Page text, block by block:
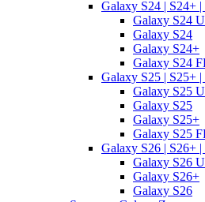
Galaxy S24 | S24+
Galaxy S24
Galaxy S24
Galaxy S24+
Galaxy S24
Galaxy S25 | S25+
Galaxy S25
Galaxy S25
Galaxy S25+
Galaxy S25
Galaxy S26 | S26+
Galaxy S26
Galaxy S26+
Galaxy S26